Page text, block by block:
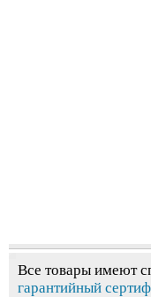
Все товары имеют
гарантийный